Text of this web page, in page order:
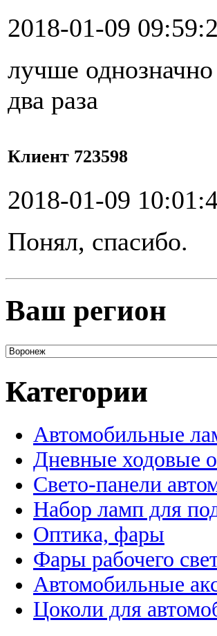
2018-01-09
лучше
два раза
Клиент 723598
2018-01-09
Понял, спасибо.
Ваш регион
Категории
Автомобильные
Дневные ходовые
Свето-панели
Набор ламп для
Оптика, фары
Фары рабочего
Автомобильные
Цоколи для